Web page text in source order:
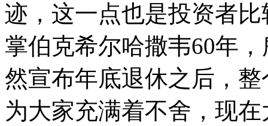
迹，这一点也是投资者
掌伯克希尔哈撒韦60年
然宣布年底退休之后，
为大家充满着不舍，现